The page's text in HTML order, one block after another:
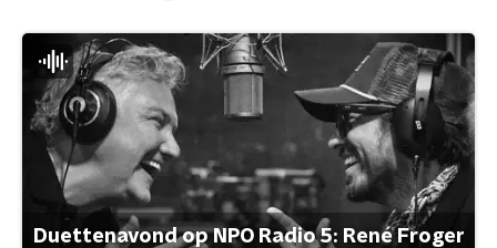
Duettenavond op NPO Radio 5: René Froger